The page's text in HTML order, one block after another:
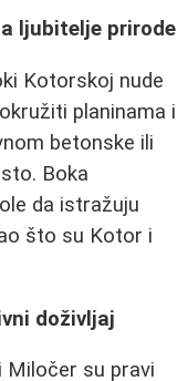
ljubitelje prirode
Kotorskoj nude
planinama i
betonske ili
Boka
da istražuju
što su Kotor i
doživljaj
Miločer su pravi